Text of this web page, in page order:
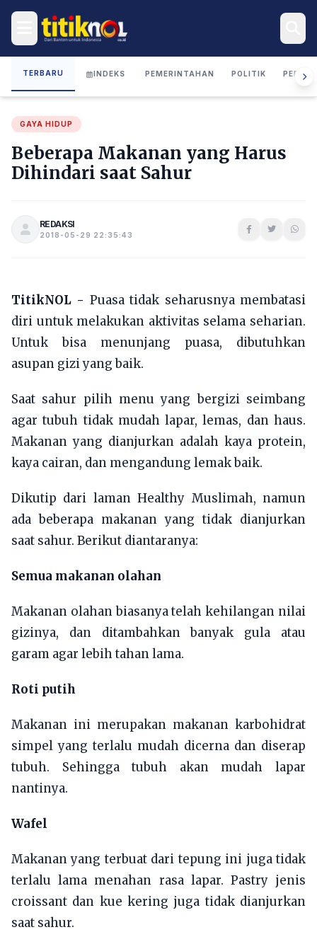
TERBARU INDEKS PEMERINTAHAN POLITIK
GAYA HIDUP
Beberapa Makanan yang Harus
Dihindari saat Sahur
REDAKSI
2018-05-29 22:35:43
TitikNOL - Puasa tidak seharusnya membatasi
diri untuk melakukan aktivitas selama seharian.
Untuk bisa menunjang puasa, dibutuhkan
asupan gizi yang baik.
Saat sahur pilih menu yang bergizi seimbang
agar tubuh tidak mudah lapar, lemas, dan haus.
Makanan yang dianjurkan adalah kaya protein,
kaya cairan, dan mengandung lemak baik.
Dikutip dari laman Healthy Muslimah, namun
ada beberapa makanan yang tidak dianjurkan
saat sahur. Berikut diantaranya:
Semua makanan olahan
Makanan olahan biasanya telah kehilangan nilai
gizinya, dan ditambahkan banyak gula atau
garam agar lebih tahan lama.
Roti putih
Makanan ini merupakan makanan karbohidrat
simpel yang terlalu mudah dicerna dan diserap
tubuh. Sehingga tubuh akan mudah lapar
nantinya.
Wafel
Makanan yang terbuat dari tepung ini juga tidak
terlalu lama menahan rasa lapar. Pastry jenis
croissant dan kue kering juga tidak dianjurkan
saat sahur.